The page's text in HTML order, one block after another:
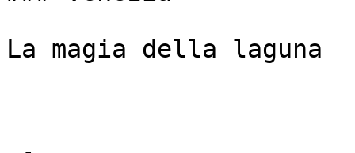
La magia della laguna